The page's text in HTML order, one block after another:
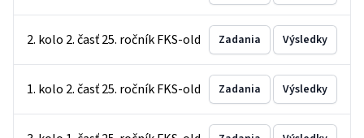
2. kolo 2. časť 25. ročník FKS-old Zadania Výsledky
1. kolo 2. časť 25. ročník FKS-old Zadania Výsledky